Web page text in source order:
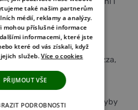
– polévky (ramen, pho),
rýže, grilované maso, pizza,
dresinků
– se sójovou
a zázvorem na maso, ryby
také našim partnerům
médií, reklamy a analýzy.
mohou příslušné informace
informacemi, které jste
které od vás získali, když
služeb.Více o cookies
PŘIJMOUT VŠE
PODROBNOSTI